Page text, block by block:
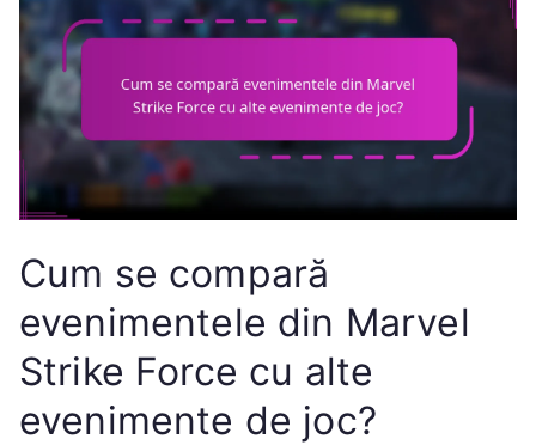
Cum se compară
evenimentele din Marvel
Strike Force cu alte
evenimente de joc?